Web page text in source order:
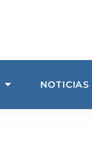
NOTICIAS